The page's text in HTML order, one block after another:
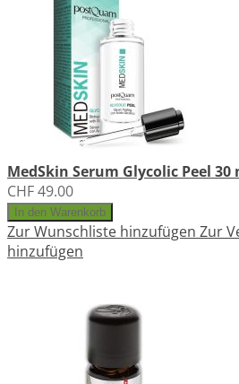
MedSkin Serum Glycolic Peel 30
CHF 49.00
In den Warenkorb
Zur Wunschliste hinzufügen Zur
hinzufügen